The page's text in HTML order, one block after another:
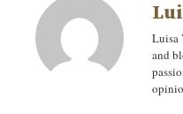
Luisa
and